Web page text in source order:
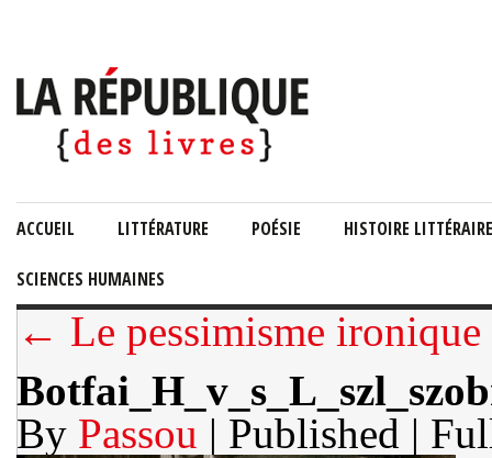
ACCUEIL LITTÉRATURE POÉSIE HISTOIRE LITTÉRAIRE
SCIENCES HUMAINES
← Le pessimisme
By Passou | Published |